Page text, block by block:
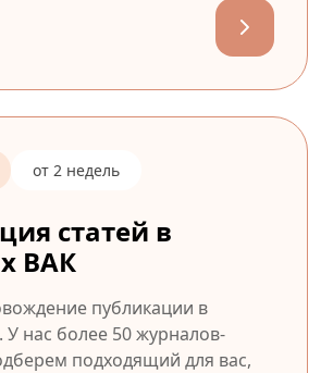
от 2 недель
статей в
ВАК
публикации в
нас более 50 журналов-
подходящий для вас,